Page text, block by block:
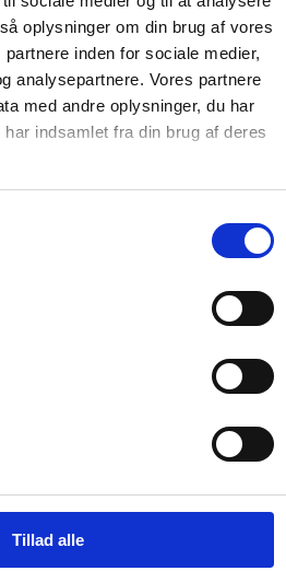
oplysninger om din brug af vores
inden for sociale medier,
analysepartnere. Vores partnere
med andre oplysninger, du har
indsamlet fra din brug af deres
Tillad alle